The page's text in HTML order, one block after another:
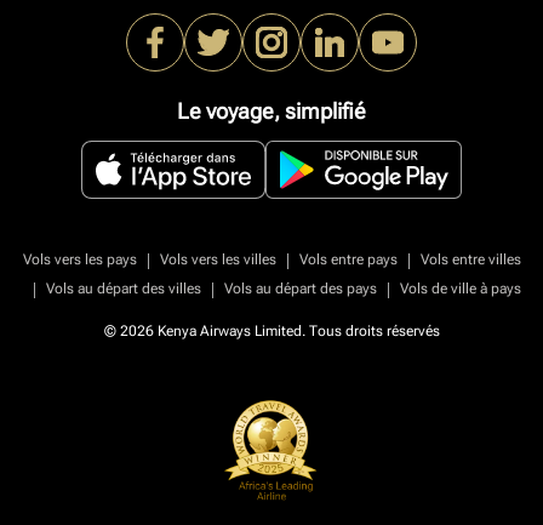
Le voyage, simplifié
Vols vers les pays | Vols vers les villes | Vols entre pays |
Vols entre villes
|
Vols au départ des villes | Vols au départ des pays | Vols de ville à pays
© 2026 Kenya Airways Limited. Tous droits réservés